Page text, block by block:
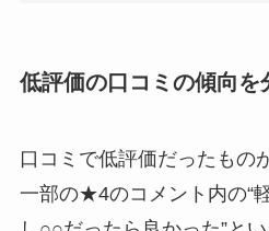
低評価の口コミの傾向を
口コミで低評価だったも
一部の★4のコメント内の“